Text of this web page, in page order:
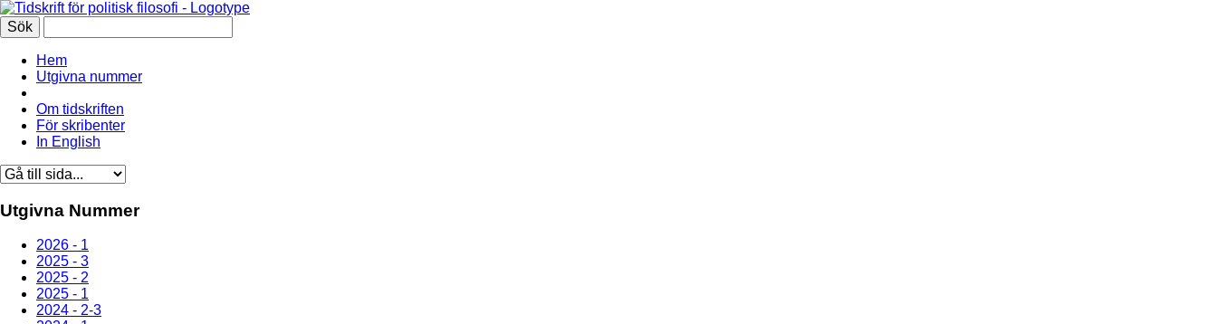
Hem
Utgivna nummer
Om tidskriften
För skribenter
In English
Utgivna Nummer
2026 - 1
2025 - 3
2025 - 2
2025 - 1
2024 - 2-3